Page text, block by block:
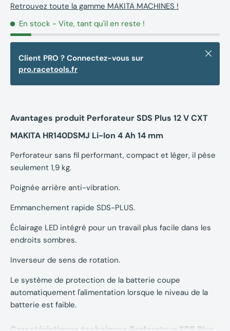
Retrouvez toute la gamme MAKITA MACHINES !
En stock - Vite, tant qu'il en reste !
Client PRO ? Connectez-vous sur
pro.racetools.fr
Fermer
Avantages produit Perforateur SDS Plus 12 V CXT
MAKITA HR140DSMJ Li-Ion 4 Ah 14 mm
Perforateur sans fil performant, compact et léger, il pèse
seulement 1,9 kg.
Poignée arrière anti-vibration.
Emmanchement rapide SDS-PLUS.
Éclairage LED intégré pour un travail plus facile dans les
endroits sombres.
Inverseur de sens de rotation.
Le système de protection de la batterie coupe
automatiquement l'alimentation lorsque le niveau de la
batterie est faible.